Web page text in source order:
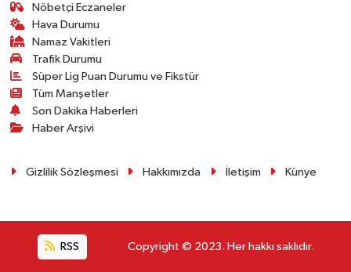
Nöbetçi Eczaneler
Hava Durumu
Namaz Vakitleri
Trafik Durumu
Süper Lig Puan Durumu ve Fikstür
Tüm Manşetler
Son Dakika Haberleri
Haber Arşivi
Gizlilik Sözleşmesi Hakkımızda İletişim Künye
RSS Copyright © 2023. Her hakkı saklıdır.